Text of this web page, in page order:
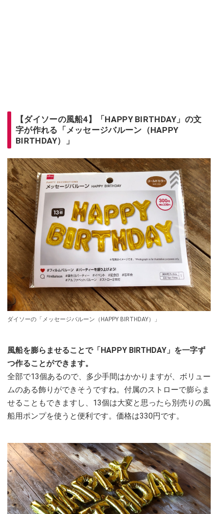
【ダイソーの風船4】「HAPPY BIRTHDAY」の文
字が作れる「メッセージバルーン（HAPPY
BIRTHDAY）」
ダイソーの「メッセージバルーン（HAPPY BIRTHDAY）」
風船を膨らませることで「HAPPY BIRTHDAY」を一字ず
つ作ることができます。
全部で13個あるので、多少手間はかかりますが、ボリュー
ムのある飾りができそうですね。付属のストローで膨らま
せることもできますし、13個は大変と思ったら別売りの風
船用ポンプを使うと便利です。価格は330円です。